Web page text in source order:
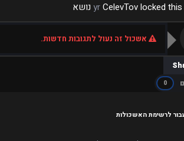
CelevTovlocked this נושא
אשכול זה נעול לתגובות חדשות.
0
לרשימת האשכולות